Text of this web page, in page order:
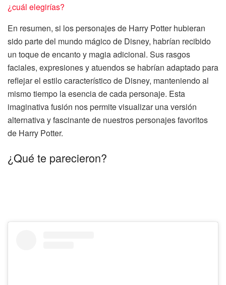
¿cuál elegirías?
En resumen, si los personajes de Harry Potter hubieran
sido parte del mundo mágico de Disney, habrían recibido
un toque de encanto y magia adicional. Sus rasgos
faciales, expresiones y atuendos se habrían adaptado para
reflejar el estilo característico de Disney, manteniendo al
mismo tiempo la esencia de cada personaje. Esta
imaginativa fusión nos permite visualizar una versión
alternativa y fascinante de nuestros personajes favoritos
de Harry Potter.
¿Qué te parecieron?